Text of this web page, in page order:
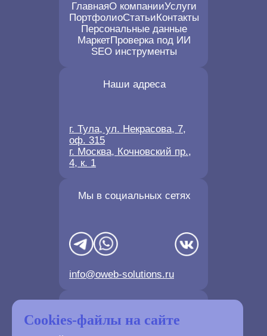
SEO (поисковое продвижение):
Cookies-файлы на сайте
ГлавнаяО компанииУслуги
ПортфолиоСтатьи Контакты
Персональные данные
МаркетПроверка под ИИ
SEO инструменты
Мы в социальных сетях
info@oweb-solutions.ru
Наши адреса
г. Тула, ул. Некрасова, 7,
оф. 315
г. Москва, Кочновский пр.,
4, к. 1